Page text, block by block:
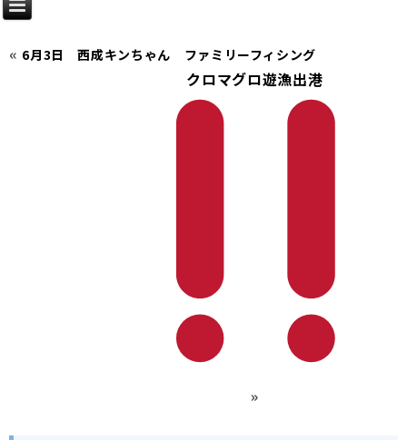
« 6月3日 西成キンちゃん ファミリーフィシング
クロマグロ遊漁出港
»